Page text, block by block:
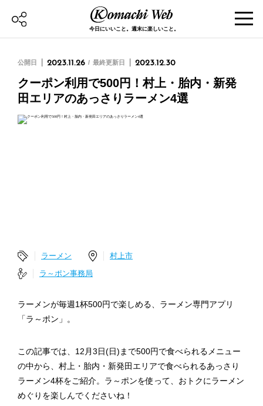
今日にいいこと。週末に楽しいこと。
公開日 2023.11.26 最終更新日 2023.12.30
クーポン利用で500円！村上・胎内・新発
田エリアのあっさりラーメン4選
ラーメン
村上市
ラ～ポン事務局
ラーメンが毎週1杯500円で楽しめる、ラーメン専門アプリ
「ラ～ポン」。
この記事では、12月3日(日)まで500円で食べられるメニュー
の中から、村上・胎内・新発田エリアで食べられるあっさり
ラーメン4杯をご紹介。ラ～ポンを使って、おトクにラーメン
めぐりを楽しんでくださいね！